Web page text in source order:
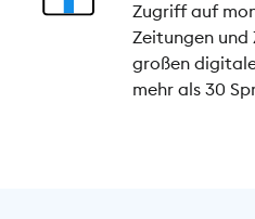
Zugriff auf
Zeitungen und
großen
mehr als 30